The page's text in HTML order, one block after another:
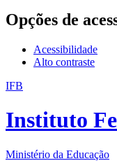
Opções de
Acessibilidade
Alto contraste
IFB
Instituto
Ministério da Educação